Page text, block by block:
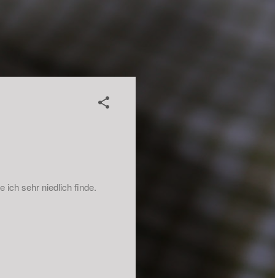
ich sehr niedlich finde.